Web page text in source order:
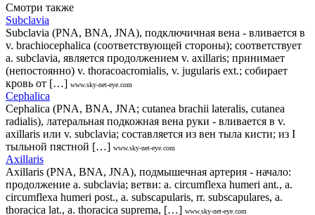
Смотри также
Subclavia
Subclavia (PNA, BNA, JNA), подключичная вена - вливается в
v. brachiocephalica (соответствующей стороны); соответствует
a. subclavia, является продолжением v. axillaris; принимает
(непостоянно) v. thoracoacromialis, v. jugularis ext.; собирает
кровь от […] www.sky-net-eye.com
Cephalica
Cephalica (PNA, BNA, JNA; cutanea brachii lateralis, cutanea
radialis), латеральная подкожная вена руки - вливается в v.
axillaris или v. subclavia; составляется из вен тыла кисти; из I
тыльной пястной […] www.sky-net-eye.com
Axillaris
Axillaris (PNA, BNA, JNA), подмышечная артерия - начало:
продолжение a. subclavia; ветви: a. circumflexa humeri ant., a.
circumflexa humeri post., a. subscapularis, rr. subscapulares, a.
thoracica lat., a. thoracica suprema, […] www.sky-net-eye.com